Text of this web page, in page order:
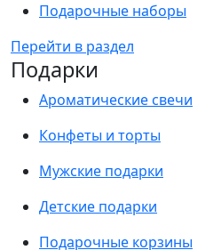
Подарочные наборы
Перейти в раздел
Подарки
Ароматические свечи
Конфеты и торты
Мужские подарки
Детские подарки
Подарочные корзины